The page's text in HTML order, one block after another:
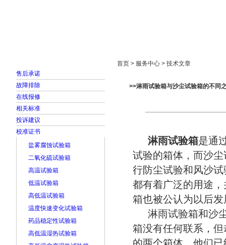
售后承诺
故障排除
在线报修
相关标准
投诉建议
校准证书
盐雾腐蚀试验箱
二氧化硫试验箱
高温试验箱
低温试验箱
高低温试验箱
温度快速变化试验箱
药品稳定性试验箱
高低温湿热试验箱
首页 > 服务中心 > 技术文章
>>淋雨试验箱与沙尘试验箱的不同
淋雨试验箱是通
试验的箱体，而沙
行防尘试验和风沙
都有着广泛的用途
箱也被公认为以后
淋雨试验箱和沙尘
箱没有任何联系，